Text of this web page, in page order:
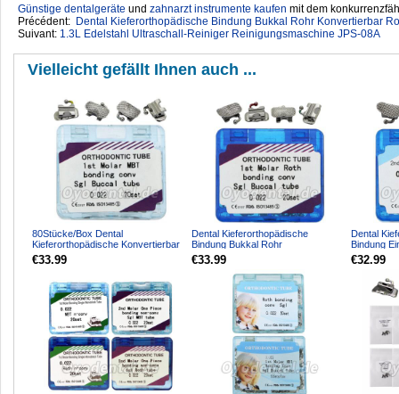
Günstige dentalgeräte ‎ und zahnarzt instrumente kaufen mit dem
Précédent: Dental Kieferorthopädische Bindung Bukkal Rohr Konvertierbar
Suivant: 1.3L Edelstahl Ultraschall-Reiniger Reinigungsmaschine JPS-08A
Vielleicht gefällt Ihnen auch ...
80Stücke/Box Dental
Kieferorthopädische Konvertierbar
Bukkal Rohr Bindung MBT 0....
€33.99
Dental Kieferorthopädische
Bindung Bukkal Rohr
Konvertierbar Roth 0.022 1st
Mola...
€33.99
Dental
Bindung
0.022 2nd
€32.99